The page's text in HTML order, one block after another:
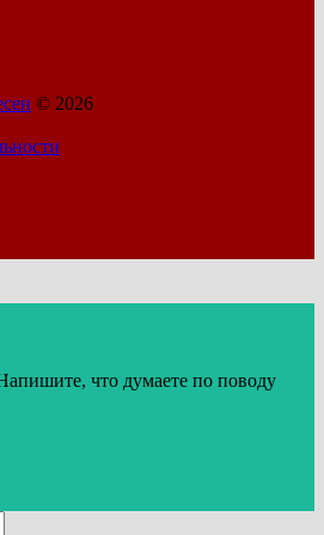
© 2026
что думаете по поводу